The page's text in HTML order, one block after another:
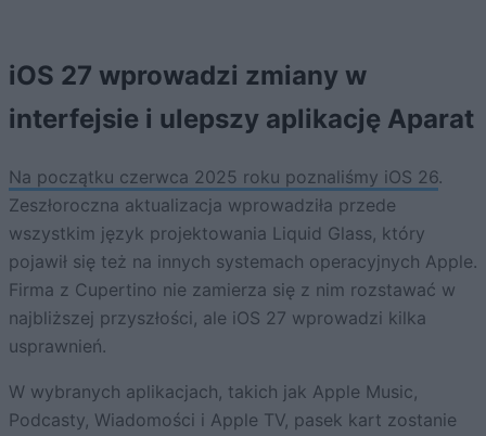
iOS 27 wprowadzi zmiany w
interfejsie i ulepszy aplikację Aparat
Na początku czerwca 2025 roku poznaliśmy iOS 26.
Zeszłoroczna aktualizacja wprowadziła przede
wszystkim język projektowania Liquid Glass, który
pojawił się też na innych systemach operacyjnych Apple.
Firma z Cupertino nie zamierza się z nim rozstawać w
najbliższej przyszłości, ale iOS 27 wprowadzi kilka
usprawnień.
W wybranych aplikacjach, takich jak Apple Music,
Podcasty, Wiadomości i Apple TV, pasek kart zostanie